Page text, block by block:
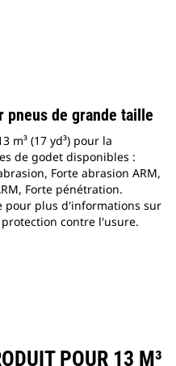
pneus de grande taille
m³ (17 yd³) pour la
de godet disponibles :
Forte abrasion ARM,
Forte pénétration.
pour plus d'informations sur
contre l'usure.
POUR 13 M³